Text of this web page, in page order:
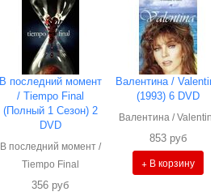
В последний момент
/ Tiempo Final
(Полный 1 Сезон) 2
DVD
В последний момент /
Tiempo Final
356 руб
Валентина / Valentina
(1993) 6 DVD
Валентина / Valentina
853 руб
+ В корзину